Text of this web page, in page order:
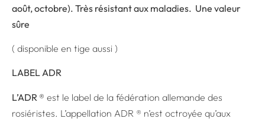
août, octobre). Très résistant aux maladies. Une valeur
sûre
( disponible en tige aussi )
LABEL ADR
L’ADR ® est le label de la fédération allemande des
rosiéristes. L’appellation ADR ® n’est octroyée qu’aux